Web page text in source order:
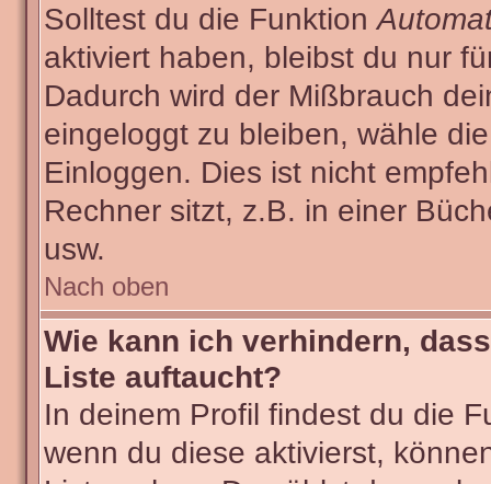
Solltest du die Funktion
aktiviert haben, bleibst du nur
Dadurch wird der Mißbrauch
eingeloggt zu bleiben, wähle
Einloggen. Dies ist nicht
Rechner sitzt, z.B. in einer
usw.
Nach oben
Wie kann ich verhindern,
Liste auftaucht?
In deinem Profil findest du die
wenn du diese aktivierst,